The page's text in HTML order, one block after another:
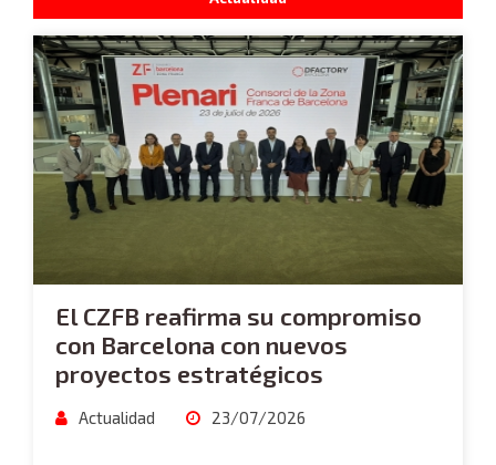
El CZFB reafirma su compromiso
con Barcelona con nuevos
proyectos estratégicos
Actualidad 23/07/2026